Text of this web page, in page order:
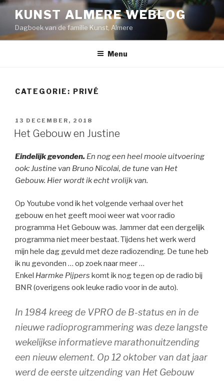
Naar
inhoud
springen
KUNST ALMERE WEBLOG
Dagboek van de familie Kunst, Almere
Menu
CATEGORIE: PRIVÉ
GEPLAATST
OP
13 DECEMBER, 2018
Het Gebouw en Justine
Eindelijk gevonden. En nog een heel mooie uitvoering
ook: Justine van Bruno Nicolai, de tune van Het
Gebouw. Hier wordt ik echt vrolijk van.
Op Youtube vond ik het volgende verhaal over het
gebouw en het geeft mooi weer wat voor radio
programma Het Gebouw was. Jammer dat een dergelijk
programma niet meer bestaat. Tijdens het werk werd
mijn hele dag gevuld met deze radiozending. De tune heb
ik nu gevonden … op zoek naar meer …
Enkel Harmke Pijpers komt ik nog tegen op de radio bij
BNR (overigens ook leuke radio voor in de auto).
In 1984 kreeg de VPRO de B-status en in de
nieuwe radioprogrammering was deze langste
wekelijkse informatieve marathonuitzending
een nieuw element. Op 12 oktober van dat jaar
werd de eerste uitzending van Het Gebouw